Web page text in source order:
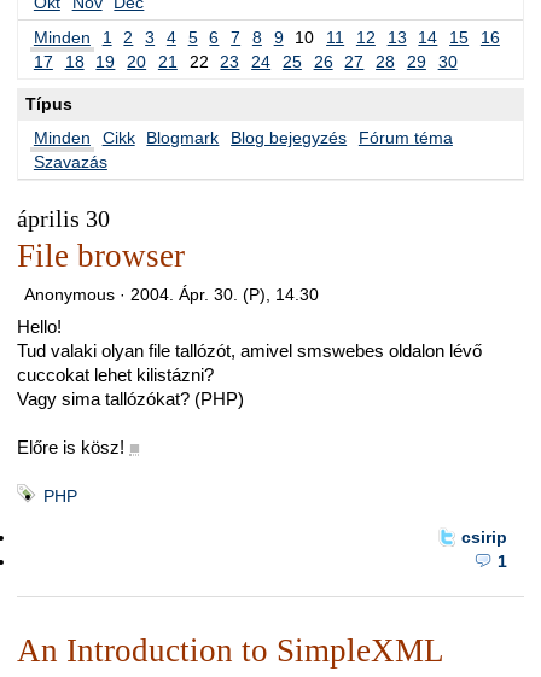
Minden
1 2 3 4 5 6 7 8 9 10 11 12 13 14 15
16
17
18 19 20 21 22 23 24 25 26 27 28 29 30
Típus
Minden
Cikk Blogmark Blog bejegyzés
Fórum téma
Szavazás
április 30
File browser
Anonymous · 2004. Ápr. 30. (P), 14.30
Hello!
Tud valaki olyan file tallózót, amivel smswebes oldalon lévő
cuccokat lehet kilistázni?
Vagy sima tallózókat? (PHP)
Előre is kösz! ■
PHP
csirip
1
An Introduction to SimpleXML